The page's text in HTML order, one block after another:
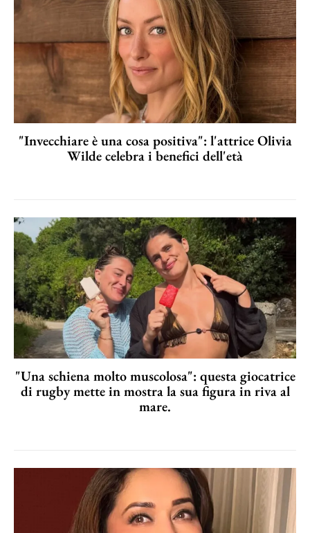
"Invecchiare è una cosa positiva": l'attrice Olivia
Wilde celebra i benefici dell'età
"Una schiena molto muscolosa": questa giocatrice
di rugby mette in mostra la sua figura in riva al
mare.